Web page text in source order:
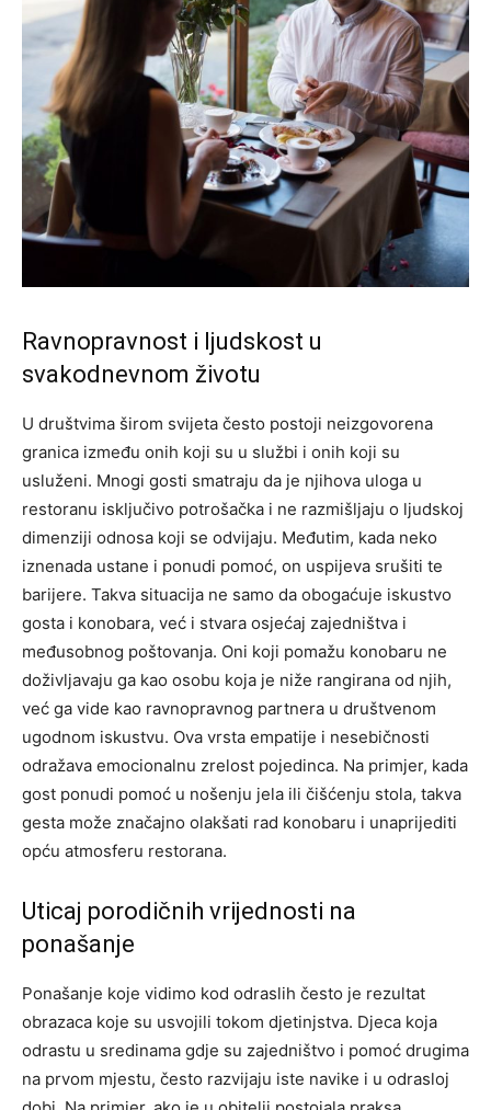
Ravnopravnost i ljudskost u
svakodnevnom životu
U društvima širom svijeta često postoji neizgovorena
granica između onih koji su u službi i onih koji su
usluženi. Mnogi gosti smatraju da je njihova uloga u
restoranu isključivo potrošačka i ne razmišljaju o ljudskoj
dimenziji odnosa koji se odvijaju. Međutim, kada neko
iznenada ustane i ponudi pomoć, on uspijeva srušiti te
barijere. Takva situacija ne samo da obogaćuje iskustvo
gosta i konobara, već i stvara osjećaj zajedništva i
međusobnog poštovanja. Oni koji pomažu konobaru ne
doživljavaju ga kao osobu koja je niže rangirana od njih,
već ga vide kao ravnopravnog partnera u društvenom
ugodnom iskustvu. Ova vrsta empatije i nesebičnosti
odražava emocionalnu zrelost pojedinca. Na primjer, kada
gost ponudi pomoć u nošenju jela ili čišćenju stola, takva
gesta može značajno olakšati rad konobaru i unaprijediti
opću atmosferu restorana.
Uticaj porodičnih vrijednosti na
ponašanje
Ponašanje koje vidimo kod odraslih često je rezultat
obrazaca koje su usvojili tokom djetinjstva. Djeca koja
odrastu u sredinama gdje su zajedništvo i pomoć drugima
na prvom mjestu, često razvijaju iste navike i u odrasloj